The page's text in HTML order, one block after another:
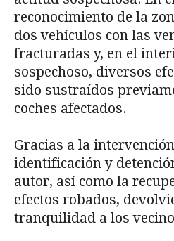
reconocimiento de la
dos vehículos con las
fracturadas y, en el
sospechoso, diversos
sido sustraídos
coches afectados.
Gracias a la
identificación y
autor, así como la
efectos robados,
tranquilidad a los